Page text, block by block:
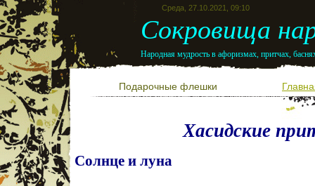
Среда, 27.10.2021, 09:10
Сокровища
Народная мудрость в афоризмах, притчах,
Подарочные флешки
Хасидские
Солнце и луна